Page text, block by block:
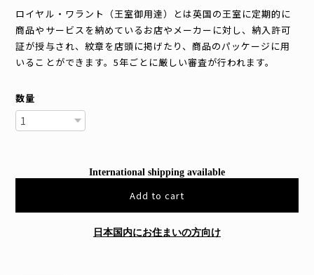
ロイヤル・ワラント（王室御用達）とは英国の王室に定期的に
商品やサービスを納めているお店やメーカーに対し、納入許可
証が授与され、紋章を店頭に掲げたり、商品のパッケージに用
いることができます。5年ごとに厳しい審査が行われます。
数量
International shipping available
Add to cart
日本国内にお住まいの方向け